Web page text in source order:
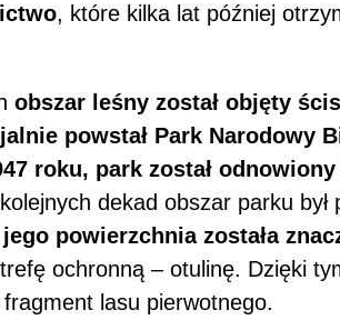
, które kilka lat później
obszar leśny został objęty
powstał Park Narodowy
roku, park został odnowiony
dekad obszar parku był
powierzchnia została
ochronną – otulinę. Dzięki
lasu pierwotnego.